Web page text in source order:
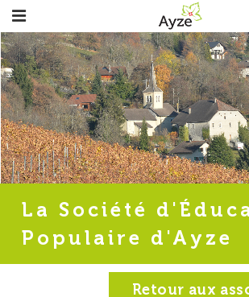
La Société
Populaire d'Ayze
Retour aux